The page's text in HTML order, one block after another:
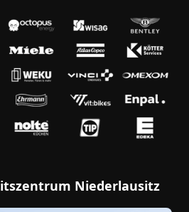
Niederlausitz